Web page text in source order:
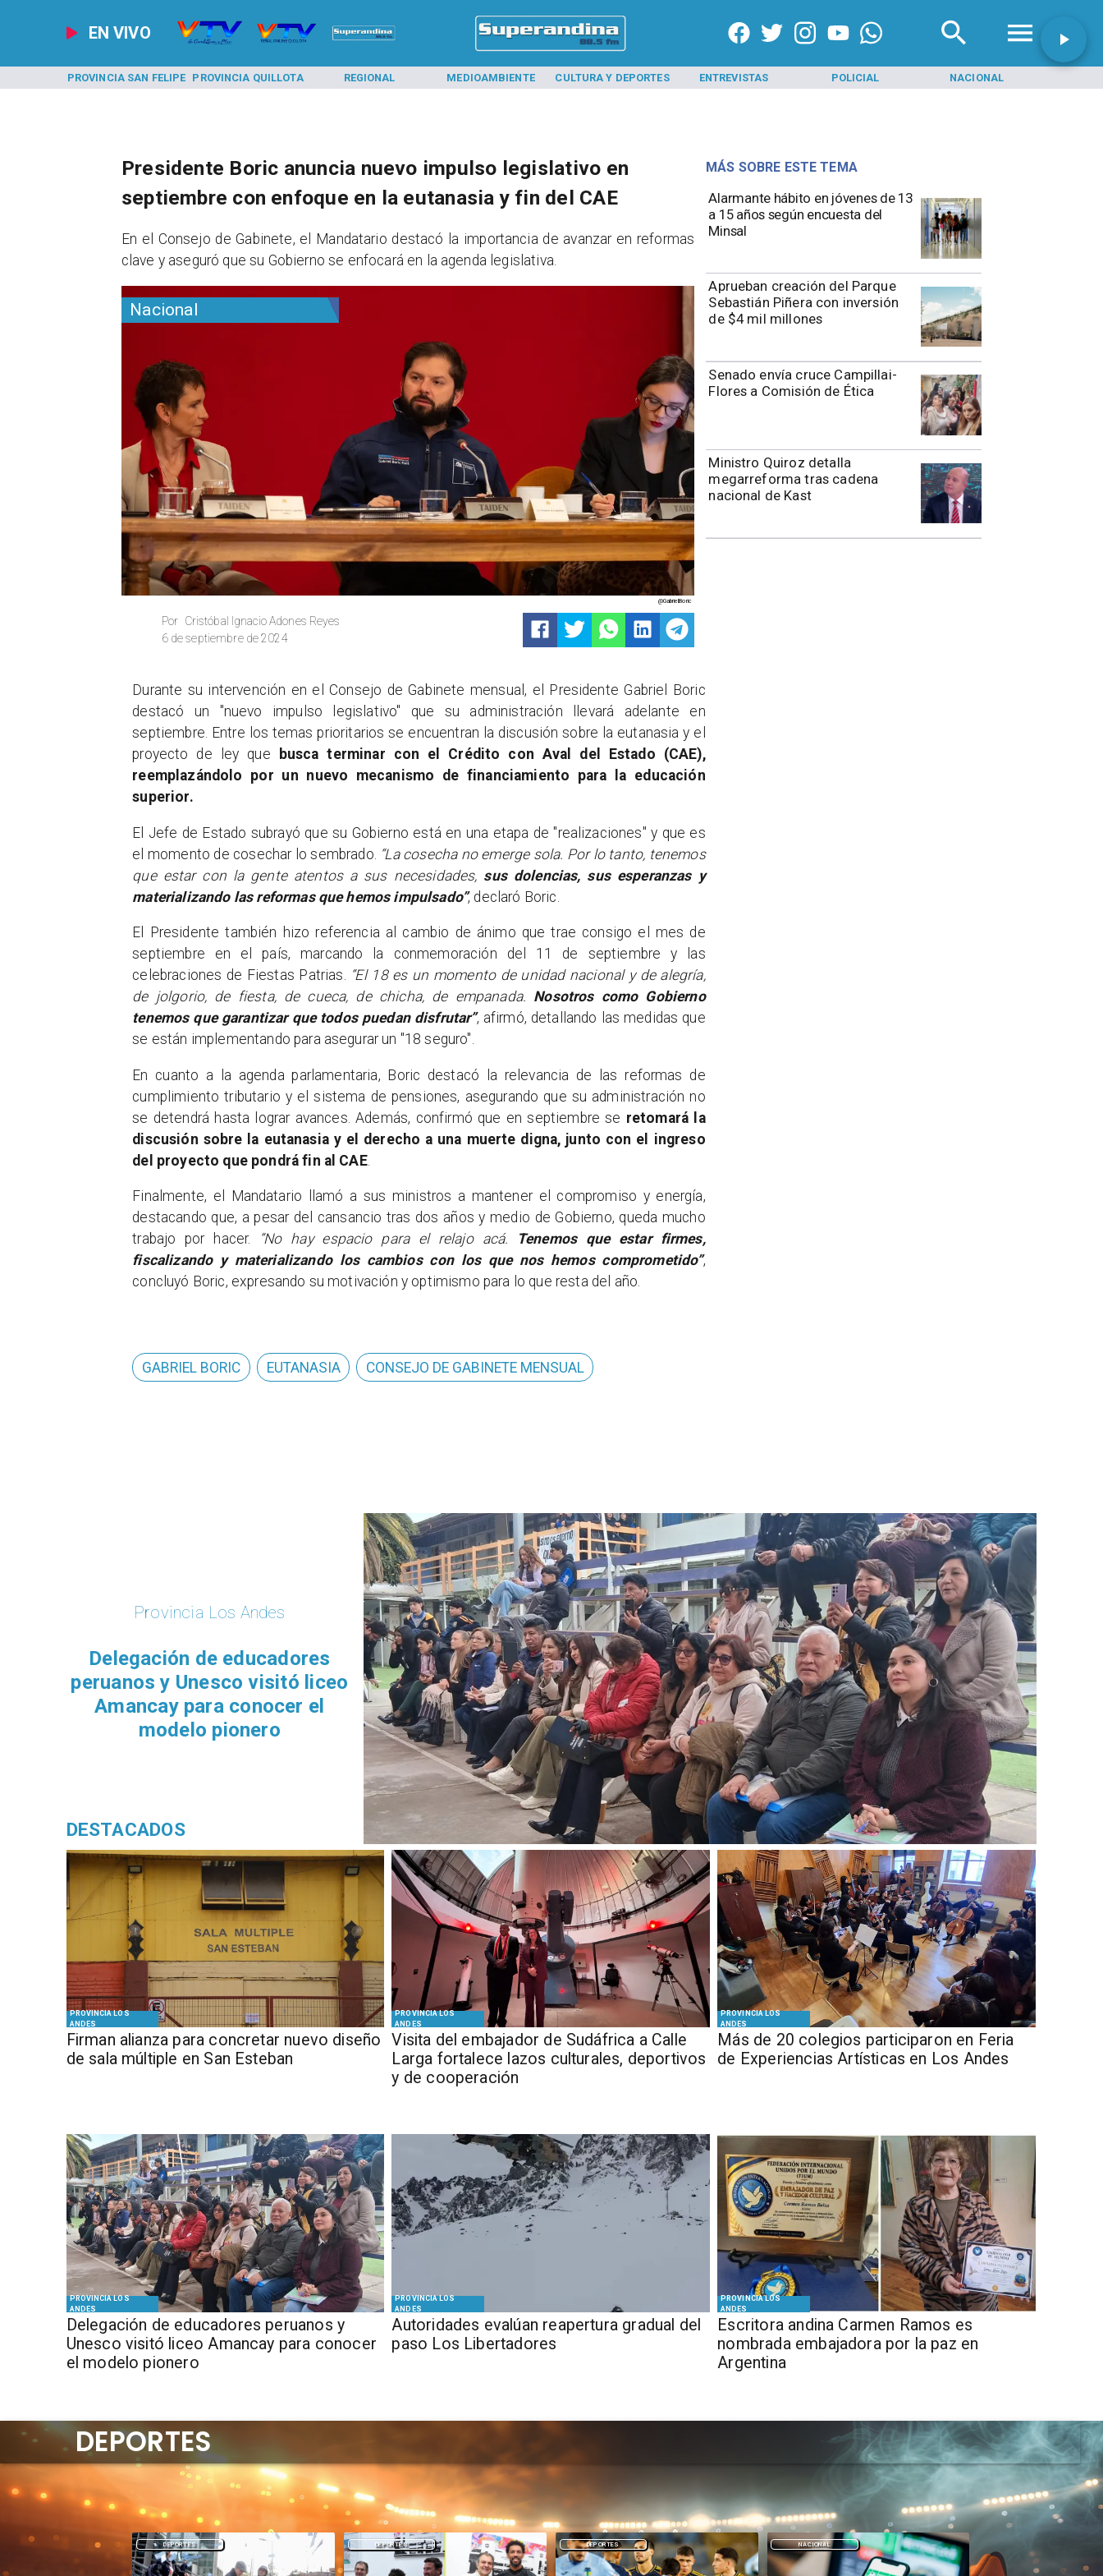
EN VIVO
PROVINCIA SAN FELIPE PROVINCIA QUILLOTA REGIONAL MEDIOAMBIENTE CULTURA Y DEPORTES ENTREVISTAS POLICIAL NACIONAL
Nacional
Cristóbal Ignacio Adones Reyes
Por
6 de septiembre de 2024
@GabrielBoric
Alarmante hábito en jóvenes de 13
a 15 años según encuesta del
Minsal
Aprueban creación del Parque
Sebastián Piñera con inversión
de $4 mil millones
Senado envía cruce Campillai-
Flores a Comisión de Ética
Ministro Quiroz detalla
megarreforma tras cadena
nacional de Kast
MÁS SOBRE ESTE TEMA
Presidente Boric anuncia nuevo impulso legislativo en
septiembre con enfoque en la eutanasia y fin del CAE
​En el Consejo de Gabinete, el Mandatario destacó la importancia de avanzar en reformas
clave y aseguró que su Gobierno se enfocará en la agenda legislativa.
Durante su intervención en el Consejo de Gabinete mensual, el Presidente Gabriel Boric
destacó un "nuevo impulso legislativo" que su administración llevará adelante en
septiembre. Entre los temas prioritarios se encuentran la discusión sobre la eutanasia y el
proyecto de ley que
busca terminar con el Crédito con Aval del Estado (CAE),
reemplazándolo por un nuevo mecanismo de financiamiento para la educación
superior.
El Jefe de Estado subrayó que su Gobierno está en una etapa de "realizaciones" y que es
el momento de cosechar lo sembrado. “La cosecha no emerge sola. Por lo tanto, tenemos
que estar con la gente atentos a sus necesidades, sus dolencias, sus esperanzas y
materializando las reformas que hemos impulsado”, declaró Boric.
El Presidente también hizo referencia al cambio de ánimo que trae consigo el mes de
septiembre en el país, marcando la conmemoración del 11 de septiembre y las
celebraciones de Fiestas Patrias. “El 18 es un momento de unidad nacional y de alegría,
de jolgorio, de fiesta, de cueca, de chicha, de empanada. Nosotros como Gobierno
tenemos que garantizar que todos puedan disfrutar”, afirmó, detallando las medidas que
se están implementando para asegurar un "18 seguro".
En cuanto a la agenda parlamentaria, Boric destacó la relevancia de las reformas de
cumplimiento tributario y el sistema de pensiones, asegurando que su administración no
se detendrá hasta lograr avances. Además, confirmó que en septiembre se retomará la
discusión sobre la eutanasia y el derecho a una muerte digna, junto con el ingreso
del proyecto que pondrá fin al CAE.
Finalmente, el Mandatario llamó a sus ministros a mantener el compromiso y energía,
destacando que, a pesar del cansancio tras dos años y medio de Gobierno, queda mucho
trabajo por hacer.
“No hay espacio para el relajo acá.
Tenemos que estar firmes,
fiscalizando y materializando los cambios con los que nos hemos comprometido”,
concluyó Boric, expresando su motivación y optimismo para lo que resta del año.
GABRIEL BORIC EUTANASIA CONSEJO DE GABINETE MENSUAL
PROVINCIA LOS
ANDES
​​Firman alianza para concretar nuevo diseño
de sala múltiple en San Esteban
PROVINCIA LOS
ANDES
​Visita del embajador de Sudáfrica a Calle
Larga fortalece lazos culturales, deportivos
y de cooperación
PROVINCIA LOS
ANDES
Más de 20 colegios participaron en Feria
de Experiencias Artísticas en Los Andes
PROVINCIA LOS
ANDES
Delegación de educadores peruanos y
Unesco visitó liceo Amancay para conocer
el modelo pionero
PROVINCIA LOS
ANDES
​​Autoridades evalúan reapertura gradual del
paso Los Libertadores
PROVINCIA LOS
ANDES
Escritora andina Carmen Ramos es
nombrada embajadora por la paz en
Argentina
Provincia Los Andes
Delegación de educadores
peruanos y Unesco visitó liceo
Amancay para conocer el
modelo pionero
DESTACADOS
DEPORTES DEPORTES NACIONAL DEPORTES
DEPORTES